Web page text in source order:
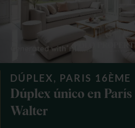
DÚPLEX, PARIS 16ÈME
Dúplex único en
Walter